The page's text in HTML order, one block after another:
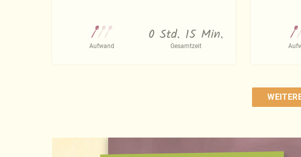
Aufwand
0 Std. 15 Min.
Gesamtzeit